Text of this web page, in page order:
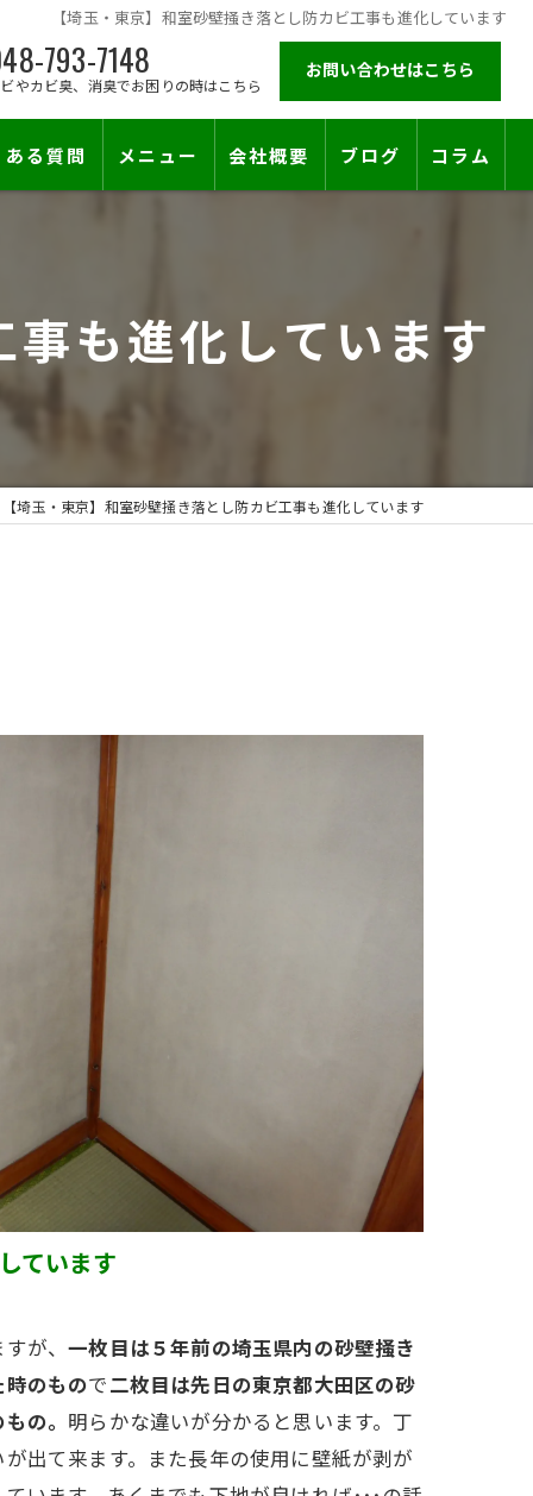
【埼玉・東京】和室砂壁掻き落とし防カビ工事も進化しています
793-7148
やカビ臭、消臭でお困りの時はこちら
お問い合わせはこちら
ある質問 メニュー 会社概要 ブログ コラム
事も進化しています
【埼玉・東京】和室砂壁掻き落とし防カビ工事も進化しています
ています
すが、一枚目は５年前の埼玉県内の砂壁掻き
のもので二枚目は先日の東京都大田区の砂
の。 明らかな違いが分かると思います。丁
出て来ます。また長年の使用に壁紙が剥が